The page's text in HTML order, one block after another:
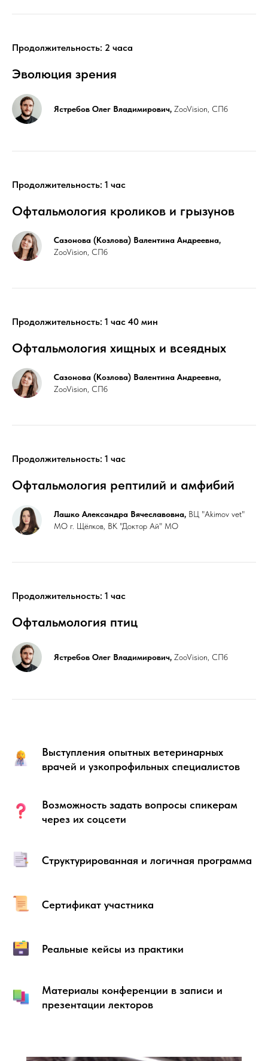
Продолжительность: 2 часа
Эволюция зрения
Ястребов Олег Владимирович, ZooVision, СПб
Продолжительность: 1 час
Офтальмология кроликов и грызунов
Сазонова (Козлова) Валентина Андреевна,
ZooVision, СПб
Продолжительность: 1 час 40 мин
Офтальмология хищных и всеядных
Сазонова (Козлова) Валентина Андреевна,
ZooVision, СПб
Продолжительность: 1 час
Офтальмология рептилий и амфибий
Лашко Александра Вячеславовна, ВЦ "Akimov vet"
МО г. Щёлков, ВК "Доктор Ай" МО
Продолжительность: 1 час
Офтальмология птиц
Ястребов Олег Владимирович, ZooVision, СПб
Выступления опытных ветеринарных
врачей и узкопрофильных специалистов
Возможность задать вопросы спикерам
через их соцсети
Структурированная и логичная программа
Сертификат участника
Реальные кейсы из практики
Материалы конференции в записи и
презентации лекторов